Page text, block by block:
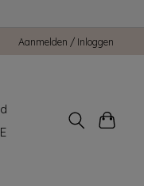
Aanmelden / Inloggen